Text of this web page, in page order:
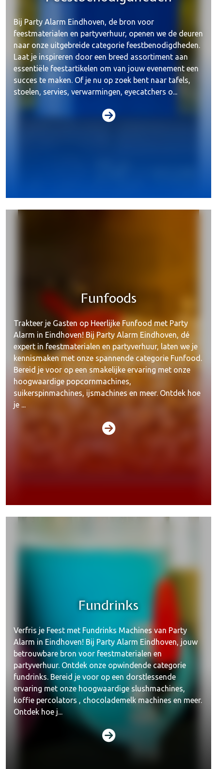
Bij Party Alarm Eindhoven, de bron voor
feestmaterialen en partyverhuur, openen we de deuren
naar onze uitgebreide categorie feestbenodigdheden.
Laat je inspireren door een breed assortiment aan
essentiële feestartikelen om van jouw evenement een
succes te maken. Of je nu op zoek bent naar tafels,
stoelen, servies, verwarmingen, eyecatchers o...
Funfoods
Trakteer je Gasten op Heerlijke Funfood met Party
Alarm in Eindhoven! Bij Party Alarm Eindhoven, dé
expert in feestmaterialen en partyverhuur, laten we je
kennismaken met onze spannende categorie Funfood.
Bereid je voor op een smakelijke ervaring met onze
hoogwaardige popcornmachines,
suikerspinmachines, ijsmachines en meer. Ontdek hoe
je ...
Fundrinks
Verfris je Feest met Fundrinks Machines van Party
Alarm in Eindhoven! Bij Party Alarm Eindhoven, jouw
betrouwbare bron voor feestmaterialen en
partyverhuur. Ontdek onze opwindende categorie
fundrinks. Bereid je voor op een dorstlessende
ervaring met onze hoogwaardige slushmachines,
koffie percolators , chocolademelk machines en meer.
Ontdek hoe j...